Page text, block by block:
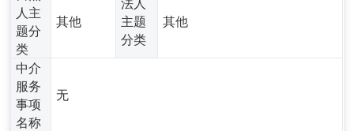
人主
题分
类
其他
主题
分类
其他
中介
服务
事项
名称
无